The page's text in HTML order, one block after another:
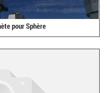
pour Sphère